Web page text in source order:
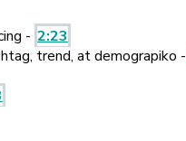
- 2:23
trend, at demograpiko -